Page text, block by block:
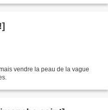
vendre la peau de la vague